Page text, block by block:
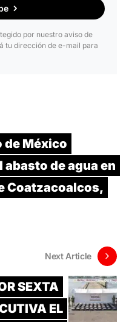
por nuestro aviso de
tu dirección de e-mail para
de México
abasto de agua en
Coatzacoalcos,
Next Article
SEXTA
EL